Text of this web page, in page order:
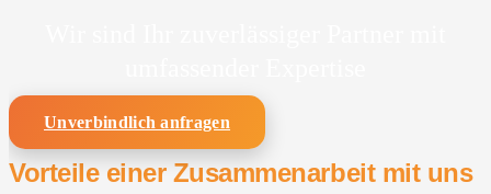
Unverbindlich anfragen
Vorteile einer Zusammenarbeit mit uns